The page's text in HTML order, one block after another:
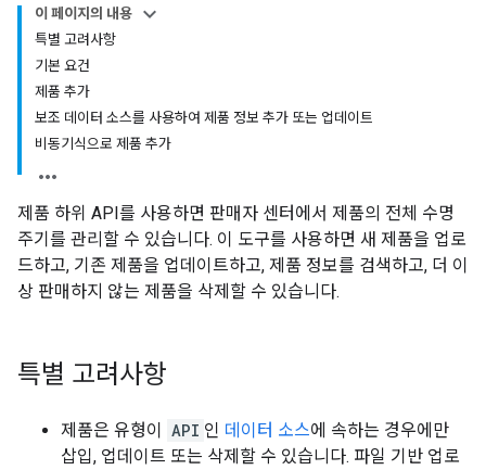
이 페이지의 내용
특별 고려사항
기본 요건
제품 추가
보조 데이터 소스를 사용하여 제품 정보 추가 또는 업데이트
비동기식으로 제품 추가
제품 하위 API를 사용하면 판매자 센터에서 제품의 전체 수명
주기를 관리할 수 있습니다. 이 도구를 사용하면 새 제품을 업로
드하고, 기존 제품을 업데이트하고, 제품 정보를 검색하고, 더 이
상 판매하지 않는 제품을 삭제할 수 있습니다.
특별 고려사항
제품은 유형이 API 인 데이터 소스에 속하는 경우에만
삽입, 업데이트 또는 삭제할 수 있습니다. 파일 기반 업로